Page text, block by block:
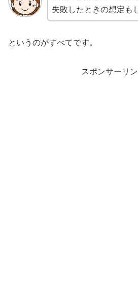
失敗したときの想定も
というのがすべてです。
スポンサーリ